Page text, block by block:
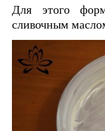
Для этого
сливочным